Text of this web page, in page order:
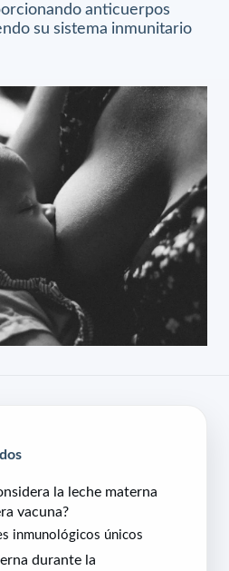
anticuerpos
su sistema inmunitario
la leche materna
vacuna?
inmunológicos únicos
durante la